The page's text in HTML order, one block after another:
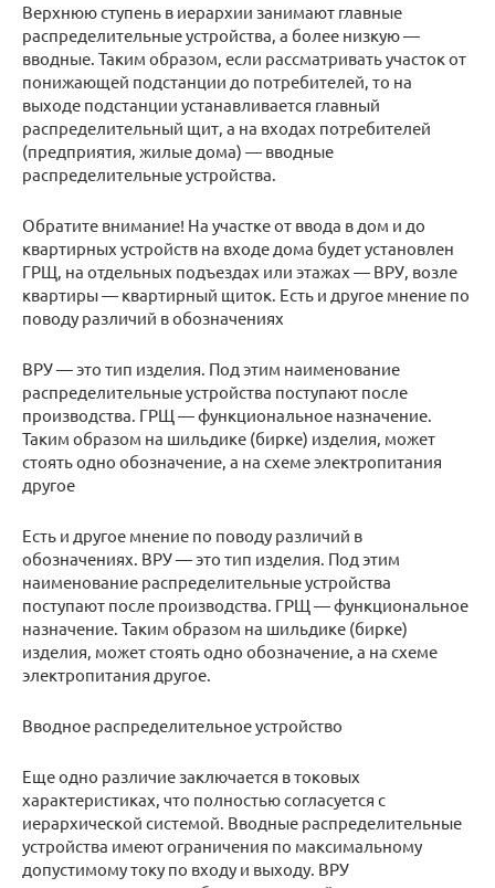
Верхнюю ступень в иерархии занимают главные
распределительные устройства, а более низкую —
вводные. Таким образом, если рассматривать участок от
понижающей подстанции до потребителей, то на
выходе подстанции устанавливается главный
распределительный щит, а на входах потребителей
(предприятия, жилые дома) — вводные
распределительные устройства.
Обратите внимание! На участке от ввода в дом и до
квартирных устройств на входе дома будет установлен
ГРЩ, на отдельных подъездах или этажах — ВРУ, возле
квартиры — квартирный щиток. Есть и другое мнение по
поводу различий в обозначениях
ВРУ — это тип изделия. Под этим наименование
распределительные устройства поступают после
производства. ГРЩ — функциональное назначение.
Таким образом на шильдике (бирке) изделия, может
стоять одно обозначение, а на схеме электропитания
другое
Есть и другое мнение по поводу различий в
обозначениях. ВРУ — это тип изделия. Под этим
наименование распределительные устройства
поступают после производства. ГРЩ — функциональное
назначение. Таким образом на шильдике (бирке)
изделия, может стоять одно обозначение, а на схеме
электропитания другое.
Вводное распределительное устройство
Еще одно различие заключается в токовых
характеристиках, что полностью согласуется с
иерархической системой. Вводные распределительные
устройства имеют ограничения по максимальному
допустимому току по входу и выходу. ВРУ